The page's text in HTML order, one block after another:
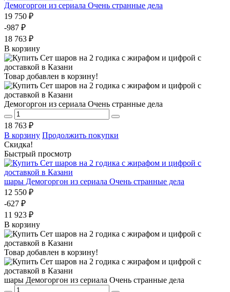
Демогоргон из сериала Очень странные дела
19 750 ₽
-987 ₽
18 763 ₽
В корзину
Товар добавлен в корзину!
Демогоргон из сериала Очень странные дела
18 763 ₽
В корзину Продолжить покупки
Скидка!
Быстрый просмотр
шары Демогоргон из сериала Очень странные дела
12 550 ₽
-627 ₽
11 923 ₽
В корзину
Товар добавлен в корзину!
шары Демогоргон из сериала Очень странные дела